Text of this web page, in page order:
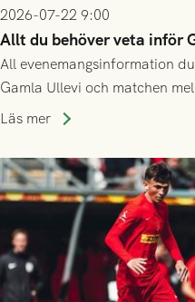
2026-07-22 9:00
Allt du behöver veta inför
All evenemangsinformation
Gamla Ullevi och matchen
kvalet till Conference
Läs mer